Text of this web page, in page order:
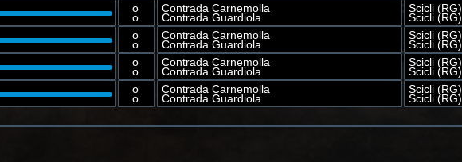
o
o
Contrada Carnemolla
Contrada Guardiola
Scicli (RG)
Scicli (RG)
o
o
Contrada Carnemolla
Contrada Guardiola
Scicli (RG)
Scicli (RG)
o
o
Contrada Carnemolla
Contrada Guardiola
Scicli (RG)
Scicli (RG)
o
o
Contrada Carnemolla
Contrada Guardiola
Scicli (RG)
Scicli (RG)